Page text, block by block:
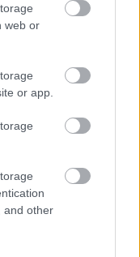
web or
or app.
and other